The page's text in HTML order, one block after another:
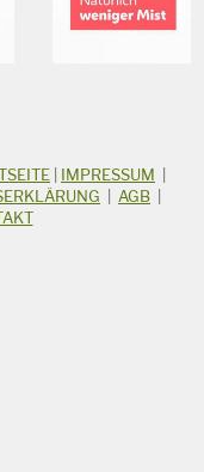
IMPRESSUM
AGB